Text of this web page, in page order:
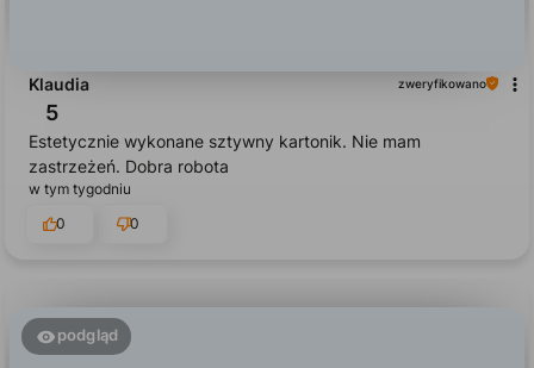
Klaudia zweryfikowano
5
Estetycznie wykonane sztywny kartonik. Nie mam
zastrzeżeń. Dobra robota
w tym tygodniu
0
0
podgląd